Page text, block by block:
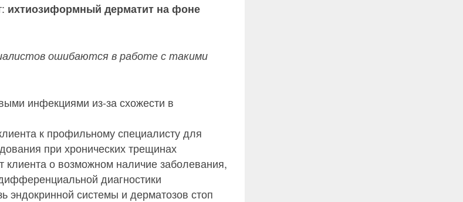
ихтиозиформный дерматит на фоне
ошибаются в работе с такими
инфекциями из-за схожести в
к профильному специалисту для
при хронических трещинах
о возможном наличие заболевания,
диагностики
эндокринной системы и дерматозов стоп